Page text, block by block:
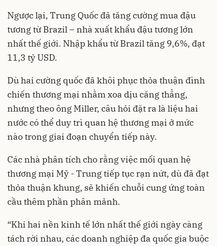
Ngược lại, Trung Quốc đã tăng cường mua đậu
tương từ Brazil – nhà xuất khẩu đậu tương lớn
nhất thế giới. Nhập khẩu từ Brazil tăng 9,6%, đạt
11,3 tỷ USD.
Dù hai cường quốc đã khôi phục thỏa thuận đình
chiến thương mại nhằm xoa dịu căng thẳng,
nhưng theo ông Miller, câu hỏi đặt ra là liệu hai
nước có thể duy trì quan hệ thương mại ở mức
nào trong giai đoạn chuyển tiếp này.
Các nhà phân tích cho rằng việc mối quan hệ
thương mại Mỹ - Trung tiếp tục rạn nứt, dù đã đạt
thỏa thuận khung, sẽ khiến chuỗi cung ứng toàn
cầu thêm phần phân mảnh.
“Khi hai nền kinh tế lớn nhất thế giới ngày càng
tách rời nhau, các doanh nghiệp đa quốc gia buộc